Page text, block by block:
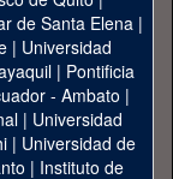
de Santa Elena|
| Universidad
| Pontificia
- Ambato |
| Universidad
| Universidad de
| Instituto de